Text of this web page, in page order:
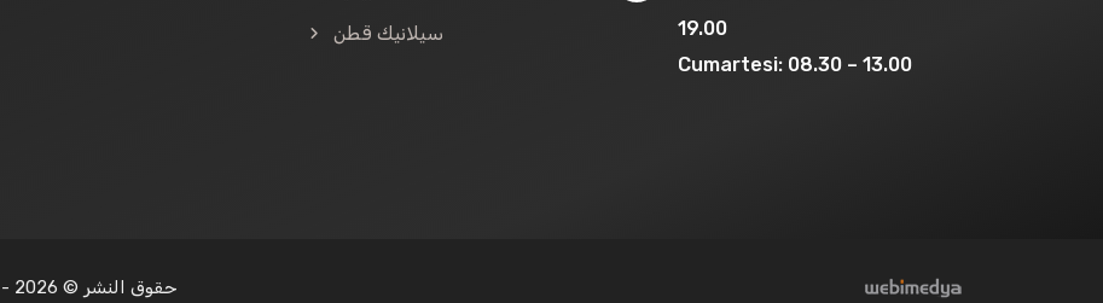
سيلانيك قطن
19.00
Cumartesi: 08.30 – 13.00
www.kabintekstil.com | حقوق النشر © 2026 - جميع الحقوق محفوظة